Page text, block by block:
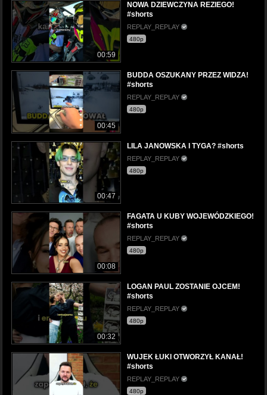
00:59
NOWA DZIEWCZYNA REZIEGO!
#shorts
REPLAY_REPLAY
480p
00:45
BUDDA OSZUKANY PRZEZ WIDZA!
#shorts
REPLAY_REPLAY
480p
00:47
LILA JANOWSKA I TYGA? #shorts
REPLAY_REPLAY
480p
00:08
FAGATA U KUBY WOJEWÓDZKIEGO!
#shorts
REPLAY_REPLAY
480p
00:32
LOGAN PAUL ZOSTANIE OJCEM!
#shorts
REPLAY_REPLAY
480p
WUJEK ŁUKI OTWORZYŁ KANAŁ!
#shorts
REPLAY_REPLAY
480p